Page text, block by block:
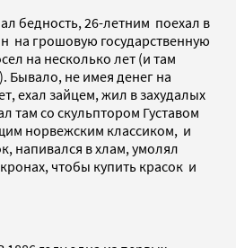
бедность, 26-летним поехал в
на грошовую государственную
на несколько лет (и там
Бывало, не имея денег на
ехал зайцем, жил в захудалых
там со скульптором Густавом
норвежским классиком, и
напивался в хлам, умолял
чтобы купить красок и